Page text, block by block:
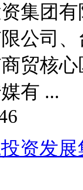
集团
公司
贸核
有 ...
资发